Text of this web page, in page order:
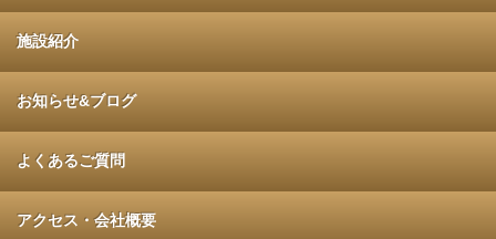
施設紹介
お知らせ&ブログ
よくあるご質問
アクセス・会社概要